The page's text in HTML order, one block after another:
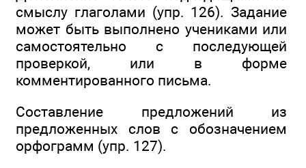
смыслу глаголами (упр. 126). Задание
может быть выполнено учениками или
самостоятельно с последующей
проверкой, или в форме
комментированного письма.
Составление предложений из
предложенных слов с обозначением
орфограмм (упр. 127).